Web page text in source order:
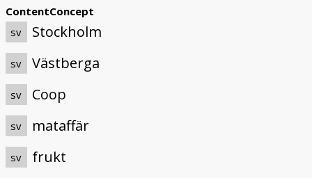
ContentConcept
sv
Stockholm
sv Västberga
sv Coop
sv mataffär
sv frukt